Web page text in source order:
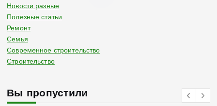
Новости разные
Полезные статьи
Ремонт
Семья
Современное строительство
Строительство
Вы пропустили